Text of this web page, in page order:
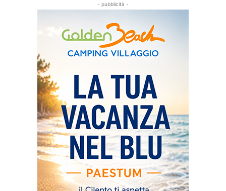
- pubblicità -